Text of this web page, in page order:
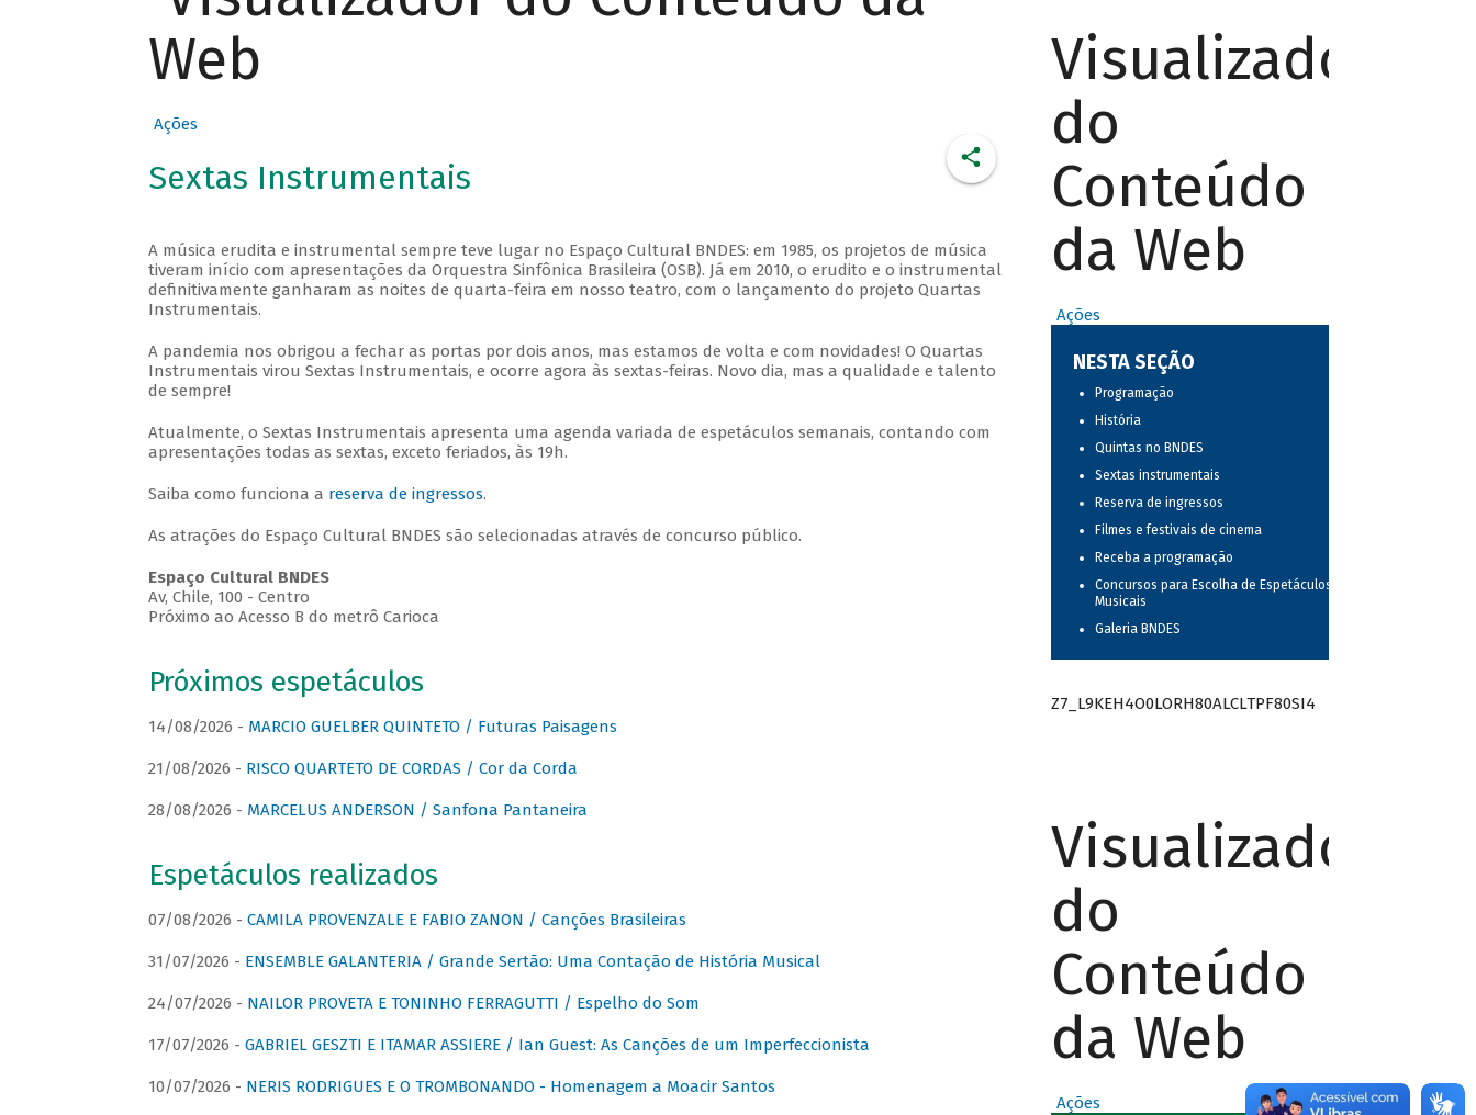
Web
Ações
Sextas Instrumentais
A música erudita e instrumental sempre teve lugar no Espaço Cultural BNDES: em 1985, os projetos de música
tiveram início com apresentações da Orquestra Sinfônica Brasileira (OSB). Já em 2010, o erudito e o instrumental
definitivamente ganharam as noites de quarta-feira em nosso teatro, com o lançamento do projeto Quartas
Instrumentais.
A pandemia nos obrigou a fechar as portas por dois anos, mas estamos de volta e com novidades! O Quartas
Instrumentais virou Sextas Instrumentais, e ocorre agora às sextas-feiras. Novo dia, mas a qualidade e talento
de sempre!
Atualmente, o Sextas Instrumentais apresenta uma agenda variada de espetáculos semanais, contando com
apresentações todas as sextas, exceto feriados, às 19h.
Saiba como funciona a reserva de ingressos.
As atrações do Espaço Cultural BNDES são selecionadas através de concurso público.
Espaço Cultural BNDES
Av, Chile, 100 - Centro
Próximo ao Acesso B do metrô Carioca
Próximos espetáculos
14/08/2026 - MARCIO GUELBER QUINTETO / Futuras Paisagens
21/08/2026 - RISCO QUARTETO DE CORDAS / Cor da Corda
28/08/2026 - MARCELUS ANDERSON / Sanfona Pantaneira
Espetáculos realizados
07/08/2026 - CAMILA PROVENZALE E FABIO ZANON / Canções Brasileiras
31/07/2026 - ENSEMBLE GALANTERIA / Grande Sertão: Uma Contação de História Musical
24/07/2026 - NAILOR PROVETA E TONINHO FERRAGUTTI / Espelho do Som
17/07/2026 - GABRIEL GESZTI E ITAMAR ASSIERE / Ian Guest: As Canções de um Imperfeccionista
10/07/2026 - NERIS RODRIGUES E O TROMBONANDO - Homenagem a Moacir Santos
Visualizador
do
Conteúdo
da Web
Ações
NESTA SEÇÃO
Programação
História
Quintas no BNDES
Sextas instrumentais
Reserva de ingressos
Filmes e festivais de cinema
Receba a programação
Concursos para Escolha de Espetáculos
Musicais
Galeria BNDES
Z7_L9KEH4O0LORH80ALCLTPF80SI4
Visualizador
do
Conteúdo
da Web
Ações